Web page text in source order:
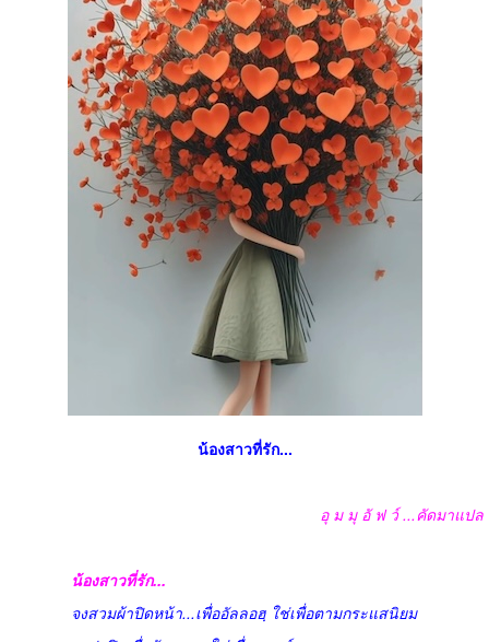
น้องสาวที่รัก...
อุ ม มุ อั ฟ ว์ ...คัดมาแปล
น้องสาวที่รัก...
จงสวมผ้าปิดหน้า...เพื่ออัลลอฮฺ ใช่เพื่อตามกระแสนิยม